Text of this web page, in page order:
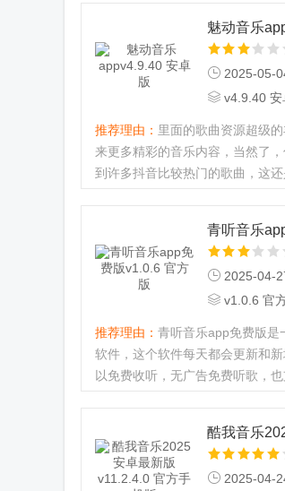
魅动音乐
2025-05-
v4.9.40 安
推荐理由： 里面的歌曲资源超级
来更多精彩的音乐内容，当然了
到许多抖音比较热门的歌曲，这
青听音乐
2025-04-
v1.0.6 官
推荐理由： 青听音乐app免费版是
软件，这个软件每天都会更新和
以免费收听，无广告免费听歌，
酷我音乐
2025-04-